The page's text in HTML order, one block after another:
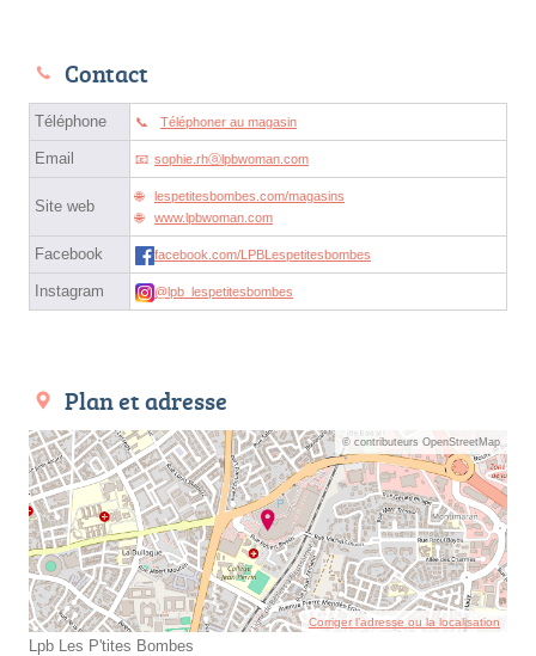
Contact
Téléphone Téléphoner au magasin
Email sophie.rhⓐlpbwoman.com
Site web
lespetitesbombes.com/magasins
www.lpbwoman.com
Facebook facebook.com/LPBLespetitesbombes
Instagram @lpb_lespetitesbombes
Plan et adresse
© contributeurs OpenStreetMap
Corriger l’adresse ou la localisation
Lpb Les P'tites Bombes